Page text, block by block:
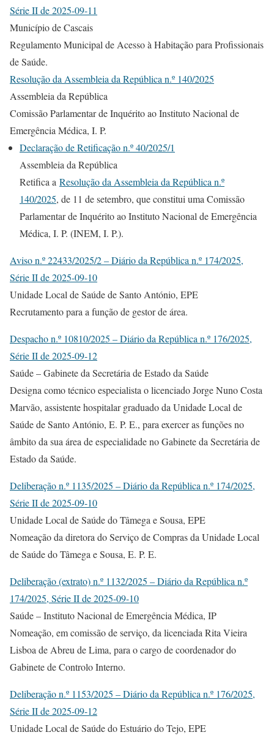
Série II de 2025-09-11
Município de Cascais
Regulamento Municipal de Acesso à Habitação para Profissionais
de Saúde.
Resolução da Assembleia da República n.º 140/2025
Assembleia da República
Comissão Parlamentar de Inquérito ao Instituto Nacional de
Emergência Médica, I. P.
Declaração de Retificação n.º 40/2025/1
Assembleia da República
Retifica a Resolução da Assembleia da República n.º
140/2025, de 11 de setembro, que constitui uma Comissão
Parlamentar de Inquérito ao Instituto Nacional de Emergência
Médica, I. P. (INEM, I. P.).
Aviso n.º 22433/2025/2 – Diário da República n.º 174/2025,
Série II de 2025-09-10
Unidade Local de Saúde de Santo António, EPE
Recrutamento para a função de gestor de área.
Despacho n.º 10810/2025 – Diário da República n.º 176/2025,
Série II de 2025-09-12
Saúde – Gabinete da Secretária de Estado da Saúde
Designa como técnico especialista o licenciado Jorge Nuno Costa
Marvão, assistente hospitalar graduado da Unidade Local de
Saúde de Santo António, E. P. E., para exercer as funções no
âmbito da sua área de especialidade no Gabinete da Secretária de
Estado da Saúde.
Deliberação n.º 1135/2025 – Diário da República n.º 174/2025,
Série II de 2025-09-10
Unidade Local de Saúde do Tâmega e Sousa, EPE
Nomeação da diretora do Serviço de Compras da Unidade Local
de Saúde do Tâmega e Sousa, E. P. E.
Deliberação (extrato) n.º 1132/2025 – Diário da República n.º
174/2025, Série II de 2025-09-10
Saúde – Instituto Nacional de Emergência Médica, IP
Nomeação, em comissão de serviço, da licenciada Rita Vieira
Lisboa de Abreu de Lima, para o cargo de coordenador do
Gabinete de Controlo Interno.
Deliberação n.º 1153/2025 – Diário da República n.º 176/2025,
Série II de 2025-09-12
Unidade Local de Saúde do Estuário do Tejo, EPE